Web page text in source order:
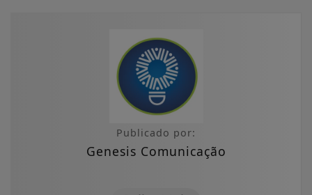
Publicado por:
Genesis Comunicação